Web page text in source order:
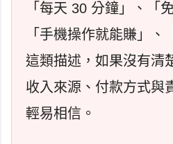
「每天 30 分鐘」、「
「手機操作就能賺」、
這類描述，如果沒有清
收入來源、付款方式與
輕易相信。